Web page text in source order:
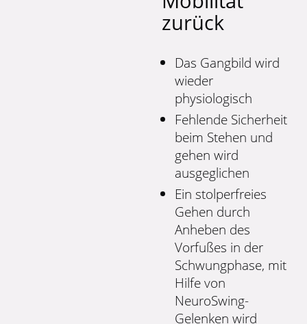
zurück
Das Gangbild wird
wieder
physiologisch
Fehlende Sicherheit
beim Stehen und
gehen wird
ausgeglichen
Ein stolperfreies
Gehen durch
Anheben des
Vorfußes in der
Schwungphase, mit
Hilfe von
NeuroSwing-
Gelenken wird